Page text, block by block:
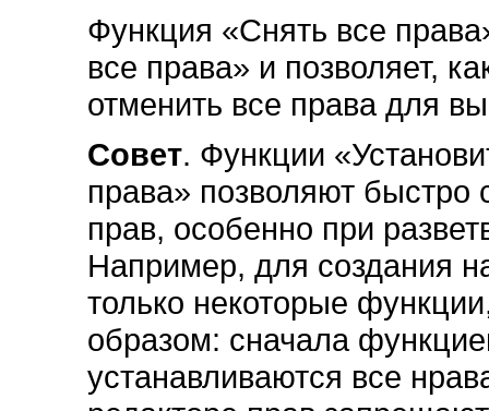
Функция «Снять все
все права» и позволяет,
отменить все права для
Совет. Функции
права» позволяют быстро
прав, особенно при
Например, для создания
только некоторые
образом: сначала
устанавливаются все